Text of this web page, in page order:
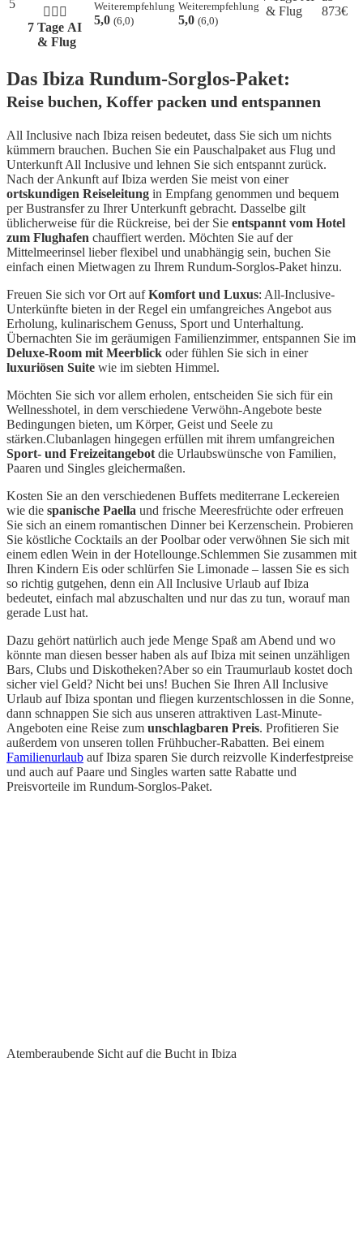
5
7 Tage AI
& Flug
Weiterempfehlung
5,0 (6,0)
Weiterempfehlung
5,0 (6,0)
& Flug
873€
Das Ibiza Rundum-Sorglos-Paket:
Reise buchen, Koffer packen und entspannen
All Inclusive nach Ibiza reisen bedeutet, dass Sie sich um nichts
kümmern brauchen. Buchen Sie ein Pauschalpaket aus Flug und
Unterkunft All Inclusive und lehnen Sie sich entspannt zurück.
Nach der Ankunft auf Ibiza werden Sie meist von einer
ortskundigen Reiseleitung in Empfang genommen und bequem
per Bustransfer zu Ihrer Unterkunft gebracht. Dasselbe gilt
üblicherweise für die Rückreise, bei der Sie entspannt vom Hotel
zum Flughafen chauffiert werden. Möchten Sie auf der
Mittelmeerinsel lieber flexibel und unabhängig sein, buchen Sie
einfach einen Mietwagen zu Ihrem Rundum-Sorglos-Paket hinzu.
Freuen Sie sich vor Ort aufKomfort und Luxus: All-Inclusive-
Unterkünfte bieten in der Regel ein umfangreiches Angebot aus
Erholung, kulinarischem Genuss, Sport und Unterhaltung.
Übernachten Sie im geräumigen Familienzimmer, entspannen Sie im
Deluxe-Room mit Meerblick oder fühlen Sie sich in einer
luxuriösen Suite wie im siebten Himmel.
Möchten Sie sich vor allem erholen, entscheiden Sie sich für ein
Wellnesshotel, in dem verschiedene Verwöhn-Angebote beste
Bedingungen bieten, um Körper, Geist und Seele zu
stärken.Clubanlagen hingegen erfüllen mit ihrem umfangreichen
Sport- und Freizeitangebot die Urlaubswünsche von Familien,
Paaren und Singles gleichermaßen.
Kosten Sie an den verschiedenen Buffets mediterrane Leckereien
wie die spanische Paella und frische Meeresfrüchte oder erfreuen
Sie sich an einem romantischen Dinner bei Kerzenschein. Probieren
Sie köstliche Cocktails an der Poolbar oder verwöhnen Sie sich mit
einem edlen Wein in der Hotellounge.Schlemmen Sie zusammen mit
Ihren Kindern Eis oder schlürfen Sie Limonade – lassen Sie es sich
so richtig gutgehen, denn ein All Inclusive Urlaub auf Ibiza
bedeutet, einfach mal abzuschalten und nur das zu tun, worauf man
gerade Lust hat.
Dazu gehört natürlich auch jede Menge Spaß am Abend und wo
könnte man diesen besser haben als auf Ibiza mit seinen unzähligen
Bars, Clubs und Diskotheken?Aber so ein Traumurlaub kostet doch
sicher viel Geld? Nicht bei uns! Buchen Sie Ihren All Inclusive
Urlaub auf Ibiza spontan und fliegen kurzentschlossen in die Sonne,
dann schnappen Sie sich aus unseren attraktiven Last-Minute-
Angeboten eine Reise zum unschlagbaren Preis. Profitieren Sie
außerdem von unseren tollen Frühbucher-Rabatten. Bei einem
Familienurlaub auf Ibiza sparen Sie durch reizvolle Kinderfestpreise
und auch auf Paare und Singles warten satte Rabatte und
Preisvorteile im Rundum-Sorglos-Paket.
Atemberaubende Sicht auf die Bucht in Ibiza